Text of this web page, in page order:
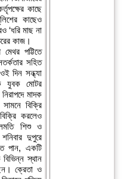
কাছে
কাছেও
‘ধরি মাছ না
কাজ।
পট্টিতে
সহিত
দিন সন্ধ্যা
যুবক মোটর
মাদক
বিক্রি
করলেও
শিশু ও
দুপুরে
পান, একটি
স্থান
ক্রেতা ও